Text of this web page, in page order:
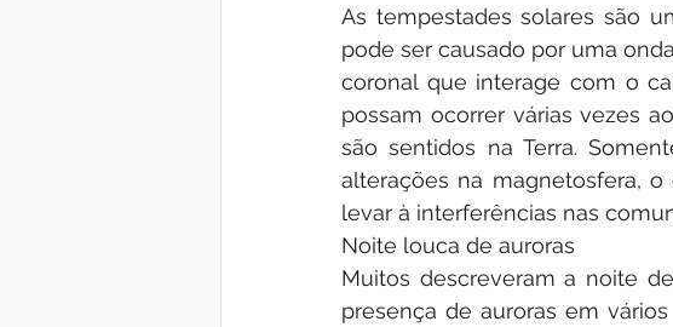
As tempestades solares são
pode ser causado por uma
coronal que interage com o
possam ocorrer várias vezes
são sentidos na Terra.
alterações na magnetosfera,
levar à interferências nas
Noite louca de auroras
Muitos descreveram a noite
presença de auroras em